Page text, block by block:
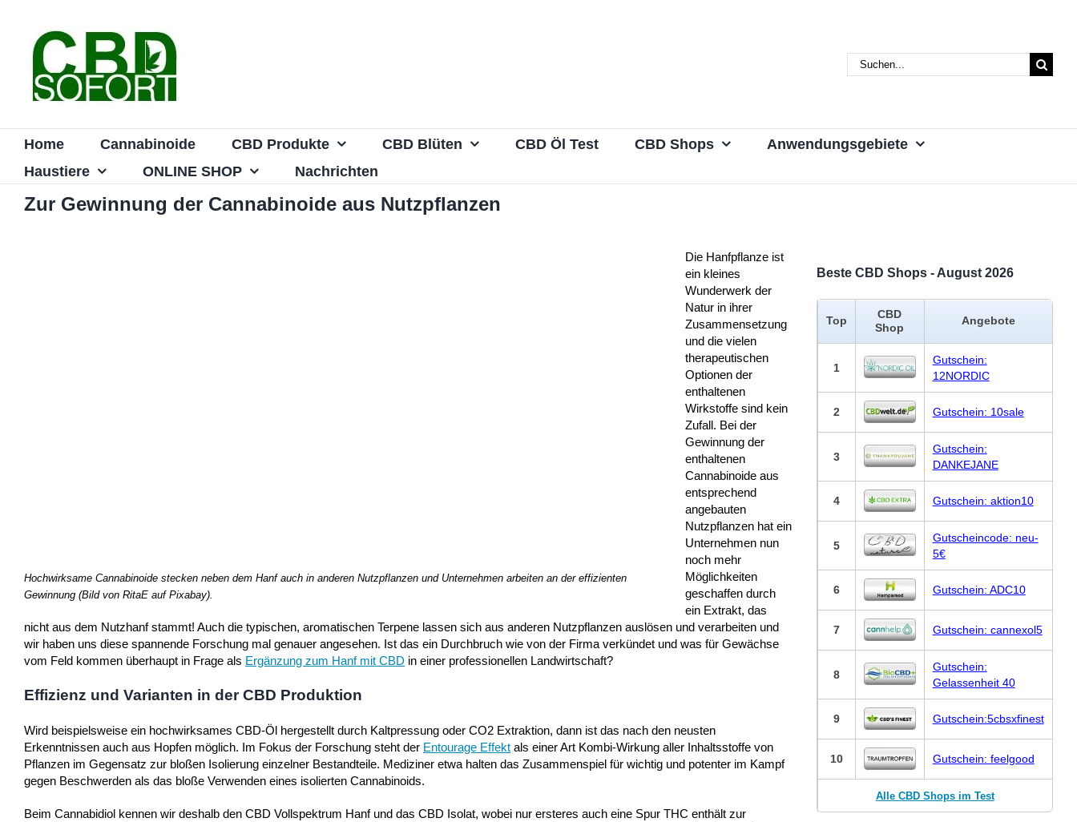
springen
Suche
nach:
Home Cannabinoide CBD Produkte CBD Blüten CBD Öl Test CBD Shops
Anwendungsgebiete
Haustiere
ONLINE SHOP Nachrichten
Zur Gewinnung der Cannabinoide aus Nutzpflanzen
Hochwirksame Cannabinoide stecken neben dem Hanf auch in anderen Nutzpflanzen und Unternehmen arbeiten an der effizienten
Gewinnung (Bild von RitaE auf Pixabay).
Die Hanfpflanze ist
ein kleines
Wunderwerk der
Natur in ihrer
Zusammensetzung
und die vielen
therapeutischen
Optionen der
enthaltenen
Wirkstoffe sind kein
Zufall. Bei der
Gewinnung der
enthaltenen
Cannabinoide aus
entsprechend
angebauten
Nutzpflanzen hat ein
Unternehmen nun
noch mehr
Möglichkeiten
geschaffen durch
ein Extrakt, das
nicht aus dem Nutzhanf stammt! Auch die typischen, aromatischen Terpene lassen sich aus anderen Nutzpflanzen auslösen und verarbeiten und
wir haben uns diese spannende Forschung mal genauer angesehen. Ist das ein Durchbruch wie von der Firma verkündet und was für Gewächse
vom Feld kommen überhaupt in Frage als Ergänzung zum Hanf mit CBD in einer professionellen Landwirtschaft?
Effizienz und Varianten in der CBD Produktion
Wird beispielsweise ein hochwirksames CBD-Öl hergestellt durch Kaltpressung oder CO2 Extraktion, dann ist das nach den neusten
Erkenntnissen auch aus Hopfen möglich. Im Fokus der Forschung steht der Entourage Effekt als einer Art Kombi-Wirkung aller Inhaltsstoffe von
Pflanzen im Gegensatz zur bloßen Isolierung einzelner Bestandteile. Mediziner etwa halten das Zusammenspiel für wichtig und potenter im Kampf
gegen Beschwerden als das bloße Verwenden eines isolierten Cannabinoids.
Beim Cannabidiol kennen wir deshalb den CBD Vollspektrum Hanf und das CBD Isolat, wobei nur ersteres auch eine Spur THC enthält zur
Beste CBD Shops - August 2026
Top
CBD
Shop
Angebote
1
Gutschein:
12NORDIC
2 Gutschein: 10sale
3
Gutschein:
DANKEJANE
4 Gutschein: aktion10
5
Gutscheincode: neu-
5€
6 Gutschein: ADC10
7 Gutschein: cannexol5
8
Gutschein:
Gelassenheit 40
9 Gutschein:5cbsxfinest
10 Gutschein: feelgood
Alle CBD Shops im Test